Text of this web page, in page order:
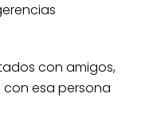
con amigos,
esa persona